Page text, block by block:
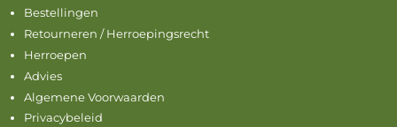
Bestellingen
Retourneren / Herroepingsrecht
Herroepen
Advies
Algemene Voorwaarden
Privacybeleid